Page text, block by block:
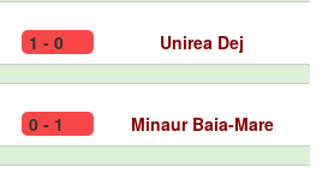
1 - 0 Unirea Dej
0 - 1 Minaur Baia-Mare